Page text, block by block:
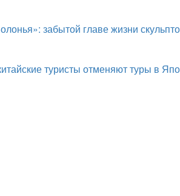
забытой главе жизни
туристы отменяют туры в